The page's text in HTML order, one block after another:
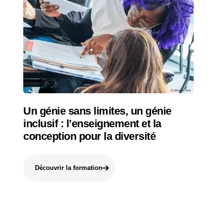
Un génie sans limites, un génie
inclusif : l’enseignement et la
conception pour la diversité
Découvrir la formation